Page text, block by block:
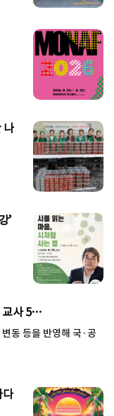
나
’
교사 5…
동 등을 반영해 국·공
다